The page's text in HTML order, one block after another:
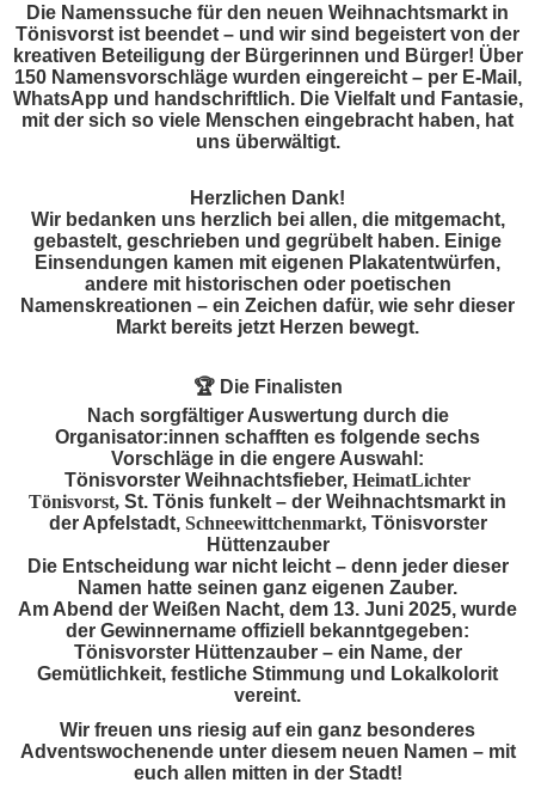
Die Namenssuche für den neuen Weihnachtsmarkt in
Tönisvorst ist beendet – und wir sind begeistert von der
kreativen Beteiligung der Bürgerinnen und Bürger! Über
150 Namensvorschläge wurden eingereicht – per E-Mail,
WhatsApp und handschriftlich. Die Vielfalt und Fantasie,
mit der sich so viele Menschen eingebracht haben, hat
uns überwältigt.
Herzlichen Dank!
Wir bedanken uns herzlich bei allen, die mitgemacht,
gebastelt, geschrieben und gegrübelt haben. Einige
Einsendungen kamen mit eigenen Plakatentwürfen,
andere mit historischen oder poetischen
Namenskreationen – ein Zeichen dafür, wie sehr dieser
Markt bereits jetzt Herzen bewegt.
🏆Die Finalisten
Nach sorgfältiger Auswertung durch die
Organisator:innen schafften es folgende sechs
Vorschläge in die engere Auswahl:
Tönisvorster Weihnachtsfieber, HeimatLichter
Tönisvorst, St. Tönis funkelt – der Weihnachtsmarkt in
der Apfelstadt, Schneewittchenmarkt, Tönisvorster
Hüttenzauber
Die Entscheidung war nicht leicht – denn jeder dieser
Namen hatte seinen ganz eigenen Zauber.
Am Abend der Weißen Nacht, dem 13. Juni 2025, wurde
der Gewinnername offiziell bekanntgegeben:
Tönisvorster Hüttenzauber – ein Name, der
Gemütlichkeit, festliche Stimmung und Lokalkolorit
vereint.
Wir freuen uns riesig auf ein ganz besonderes
Adventswochenende unter diesem neuen Namen – mit
euch allen mitten in der Stadt!